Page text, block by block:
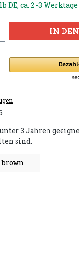
DE, ca. 2 -3 Werktage
IN
3 Jahren
sind.